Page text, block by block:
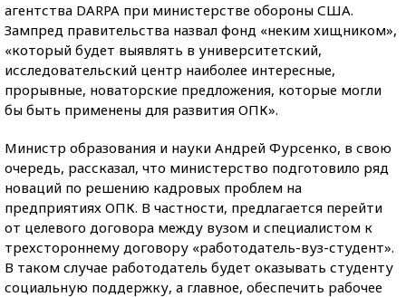
агентства DARPA при министерстве обороны США.
Зампред правительства назвал фонд «неким хищником»,
«который будет выявлять в университетский,
исследовательский центр наиболее интересные,
прорывные, новаторские предложения, которые могли
бы быть применены для развития ОПК».
Министр образования и науки Андрей Фурсенко, в свою
очередь, рассказал, что министерство подготовило ряд
новаций по решению кадровых проблем на
предприятиях ОПК. В частности, предлагается перейти
от целевого договора между вузом и специалистом к
трехстороннему договору «работодатель-вуз-студент».
В таком случае работодатель будет оказывать студенту
социальную поддержку, а главное, обеспечить рабочее